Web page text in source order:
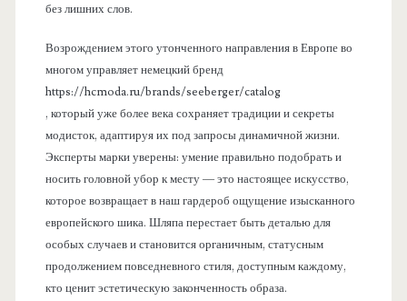
без лишних слов.
Возрождением этого утонченного направления в Европе во
многом управляет немецкий бренд
https://hcmoda.ru/brands/seeberger/catalog
, который уже более века сохраняет традиции и секреты
модисток, адаптируя их под запросы динамичной жизни.
Эксперты марки уверены: умение правильно подобрать и
носить головной убор к месту — это настоящее искусство,
которое возвращает в наш гардероб ощущение изысканного
европейского шика. Шляпа перестает быть деталью для
особых случаев и становится органичным, статусным
продолжением повседневного стиля, доступным каждому,
кто ценит эстетическую законченность образа.